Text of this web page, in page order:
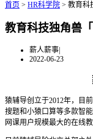
首页 > HR科学院 > 教育科
教育科技独角兽
薪人薪事|
2022-06-23
猿辅导创立于2012年，目
搜题和小猿口算等多款智
网课用户规模最大的在线教